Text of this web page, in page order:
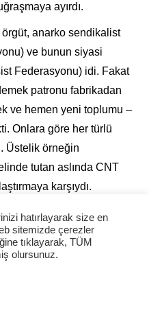
ayırdı.
anarko sendikalist
ve bunun siyasi
Federasyonu) idi. Fakat
patronu fabrikadan
ve hemen yeni toplumu –
Onlara göre her türlü
Üstelik örneğin
tutan aslında CNT
karşıydı.
vardı. POUM Halk
bir şekilde eleştirdi,
Cephe’ye katıldı ve
Merkezi hükümete
PCE’nin vetosuydu. Her
hatırlayarak size en
sitemizde çerezler
tıklayarak, TÜM
olursunuz.